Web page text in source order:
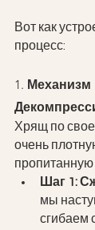
Вот как
процесс:
1. Механизм
Хрящ по
очень
пропитанную
Шаг 1:
мы
сгибаем